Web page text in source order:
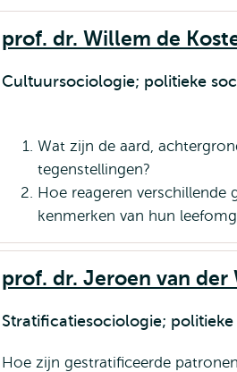
prof. dr. Willem de
Cultuursociologie; politieke
Wat zijn de aard,
tegenstellingen?
Hoe reageren
kenmerken van hun
prof. dr. Jeroen van der
Stratificatiesociologie;
Hoe zijn gestratificeerde